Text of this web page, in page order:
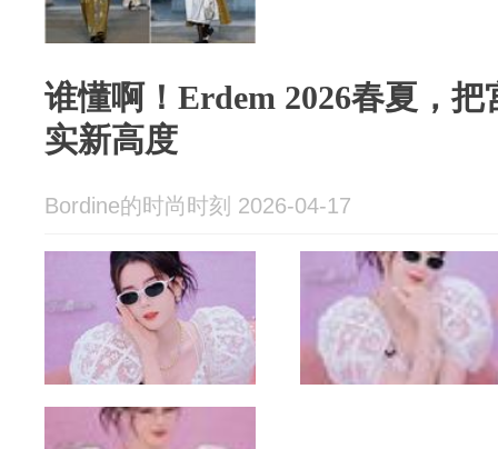
谁懂啊！Erdem 2026春夏，
实新高度
Bordine的时尚时刻 2026-04-17